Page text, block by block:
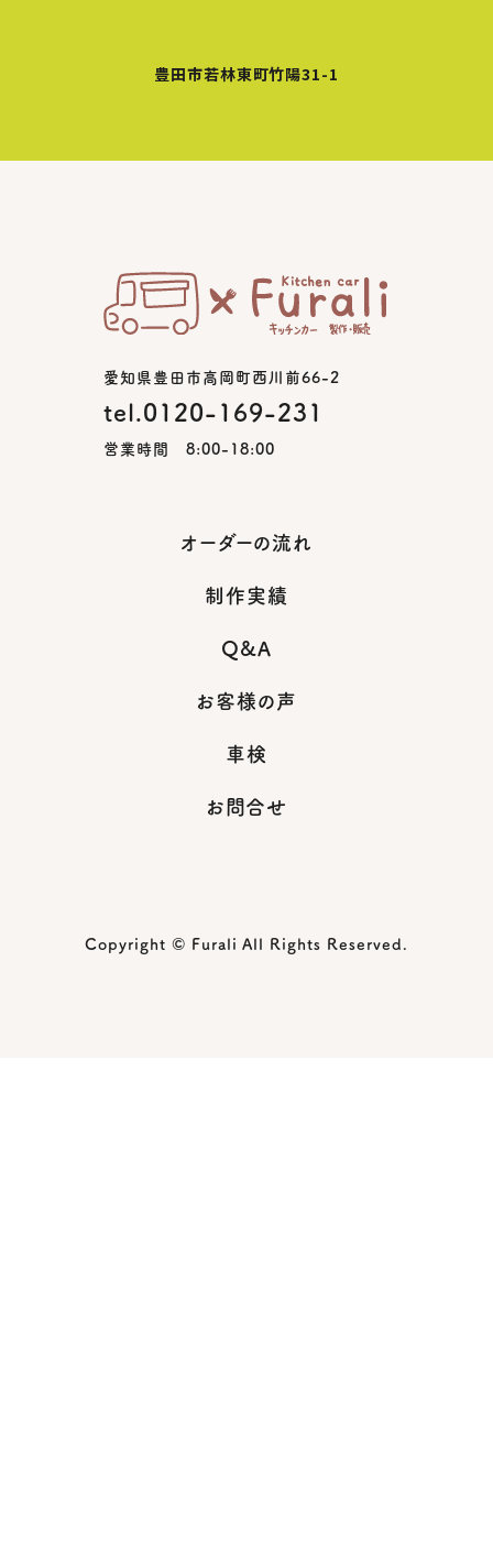
豊田市若林東町竹陽31-1
愛知県豊田市高岡町西川前66-2
tel.0120-169-231
営業時間 8:00-18:00
オーダーの流れ
制作実績
Q&A
お客様の声
車検
お問合せ
Copyright © Furali All Rights Reserved.